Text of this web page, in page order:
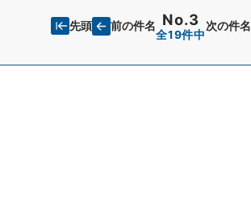
先頭 前の件名 No.3
全19件中
次の件名